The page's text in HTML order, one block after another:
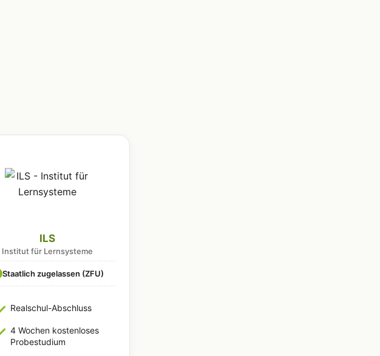
ILS
Institut für Lernsysteme
Staatlich zugelassen (ZFU)
Realschul-Abschluss
4 Wochen kostenloses
Probestudium